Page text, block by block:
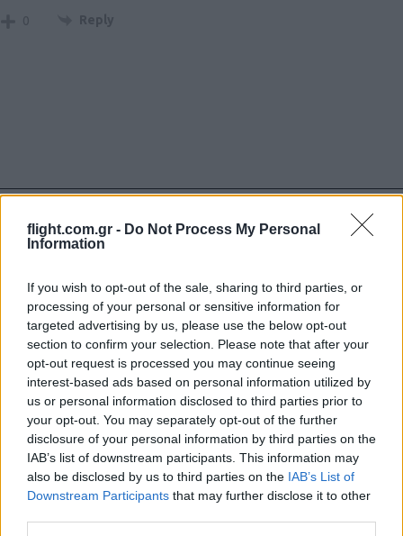
flight.com.gr - Do Not Process My Personal
Information
If you wish to opt-out of the sale, sharing to third parties, or
processing of your personal or sensitive information for
targeted advertising by us, please use the below opt-out
section to confirm your selection. Please note that after your
opt-out request is processed you may continue seeing
interest-based ads based on personal information utilized by
us or personal information disclosed to third parties prior to
your opt-out. You may separately opt-out of the further
disclosure of your personal information by third parties on the
IAB’s list of downstream participants. This information may
also be disclosed by us to third parties on the IAB’s List of
Downstream Participants that may further disclose it to other
Ροή Ειδήσεων
Το Ιράν προειδοποιεί για μαζικές
επιθέσεις τις χώρες του Κόλπου
14:20
ΣΑΝ ΣΗΜΕΡΑ – 7 Αυγούστου 626: Η
Κωνσταντινούπολη σώζεται από
Αβάρους και Πέρσες
0 Reply